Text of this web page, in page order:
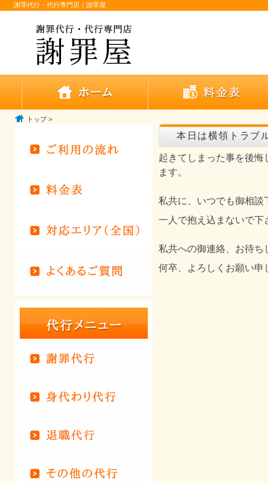
謝罪代行・代行専門店｜謝罪屋
トップ>
本日は横領トラブ
起きてしまった事を後
ます。
私共に、いつでも御相談
一人で抱え込まないで下
私共への御連絡、お待ち
何卒、よろしくお願い申